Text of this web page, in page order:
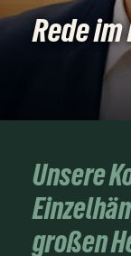
Rede
Unsere
großen